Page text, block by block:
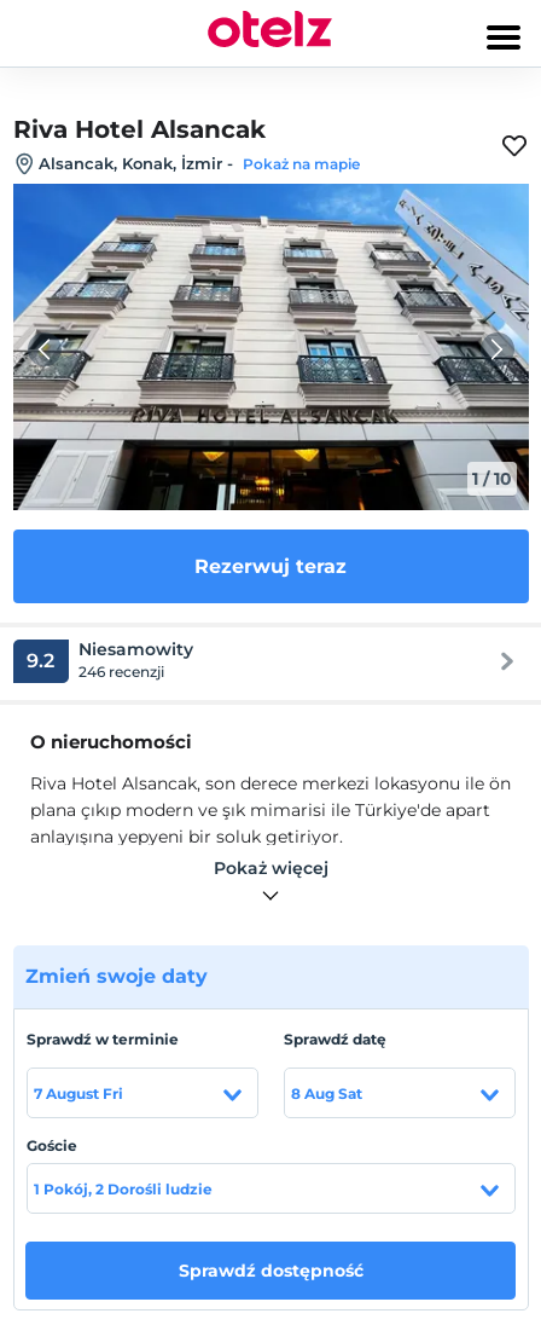
Riva Hotel Alsancak
Alsancak, Konak, İzmir - Pokaż na mapie
1/10
Rezerwuj teraz
9.2 Niesamowity
246 recenzji
O nieruchomości
Riva Hotel Alsancak, son derece merkezi lokasyonu ile ön
plana çıkıp modern ve şık mimarisi ile Türkiye'de apart
anlayışına yepyeni bir soluk getiriyor.
25 m² 1+0 deluxe mutfaklı odalarımızla konforlu, rahat,
huzurlu ve kaliteli bir konaklama geçirebilirsiniz. 45 m²
banyosu, geniş yatak odası ve oturma alanı ile kendinizi
ödüllendirebilirsiniz.
Lokalizacja
İzmir'in kalbi Kıbrıs Şehitleri Mevkii Gönül Yazar
Sokağı'nda konumlanmaktadır.
Pokaż na mapie
Zameldować się
Pokaż więcej
Zmień swoje daty
Sprawdź w terminie
7 August Fri
Sprawdź datę
8 Aug Sat
Goście
1 Pokój, 2 Dorośli ludzie
Sprawdź dostępność